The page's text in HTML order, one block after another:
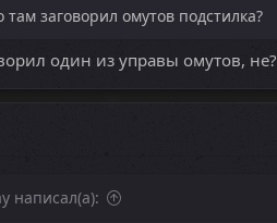
там заговорил омутов подстилка?
один из управы омутов, не?
написал(а):